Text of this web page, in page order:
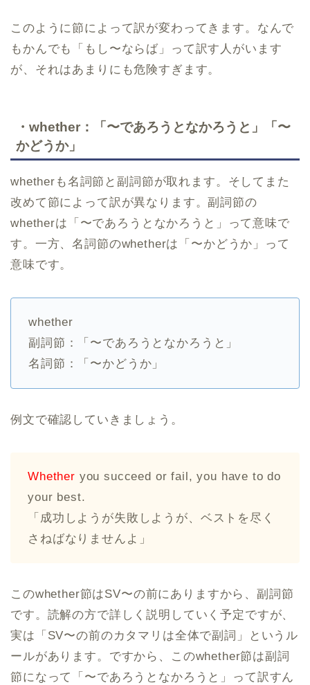
このように節によって訳が変わってきます。なんで
もかんでも「もし〜ならば」って訳す人がいます
が、それはあまりにも危険すぎます。
・whether：「〜であろうとなかろうと」「〜
かどうか」
whetherも名詞節と副詞節が取れます。そしてまた
改めて節によって訳が異なります。副詞節の
whetherは「〜であろうとなかろうと」って意味で
す。一方、名詞節のwhetherは「〜かどうか」って
意味です。
whether
副詞節：「〜であろうとなかろうと」
名詞節：「〜かどうか」
例文で確認していきましょう。
Whether you succeed or fail, you have to do
your best.
「成功しようが失敗しようが、ベストを尽く
さねばなりませんよ」
このwhether節はSV〜の前にありますから、副詞節
です。読解の方で詳しく説明していく予定ですが、
実は「SV〜の前のカタマリは全体で副詞」というル
ールがあります。ですから、このwhether節は副詞
節になって「〜であろうとなかろうと」って訳すん